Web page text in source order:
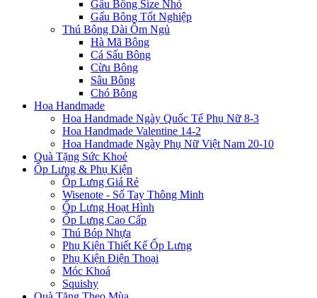
Gấu Bông Size Nhỏ
Gấu Bông Tốt Nghiệp
Thú Bông Dài Ôm Ngủ
Hà Mã Bông
Cá Sấu Bông
Cừu Bông
Sâu Bông
Chó Bông
Hoa Handmade
Hoa Handmade Ngày Quốc Tế Phụ Nữ 8-3
Hoa Handmade Valentine 14-2
Hoa Handmade Ngày Phụ Nữ Việt Nam 20-10
Quà Tặng Sức Khoẻ
Ốp Lưng & Phụ Kiện
Ốp Lưng Giá Rẻ
Wisenote - Sổ Tay Thông Minh
Ốp Lưng Hoạt Hình
Ốp Lưng Cao Cấp
Thú Bóp Nhựa
Phụ Kiện Thiết Kế Ốp Lưng
Phụ Kiện Điện Thoại
Móc Khoá
Squishy